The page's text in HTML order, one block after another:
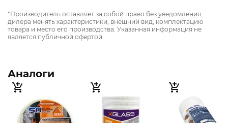
*Производитель оставляет за собой право без уведомления
дилера менять характеристики, внешний вид, комплектацию
товара и место его производства. Указанная информация не
является публичной офертой
Аналоги